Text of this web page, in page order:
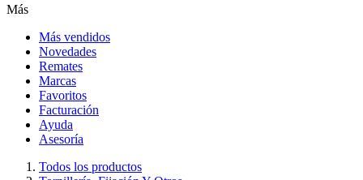
Más
Más vendidos
Novedades
Remates
Marcas
Favoritos
Facturación
Ayuda
Asesoría
Todos los productos